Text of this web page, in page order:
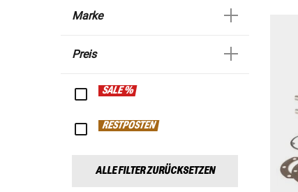
Marke
Preis
SALE %
RESTPOSTEN
ALLE FILTER ZURÜCKSETZEN